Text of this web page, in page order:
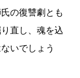
の復讐劇とも
直し、魂を込
いでしょう